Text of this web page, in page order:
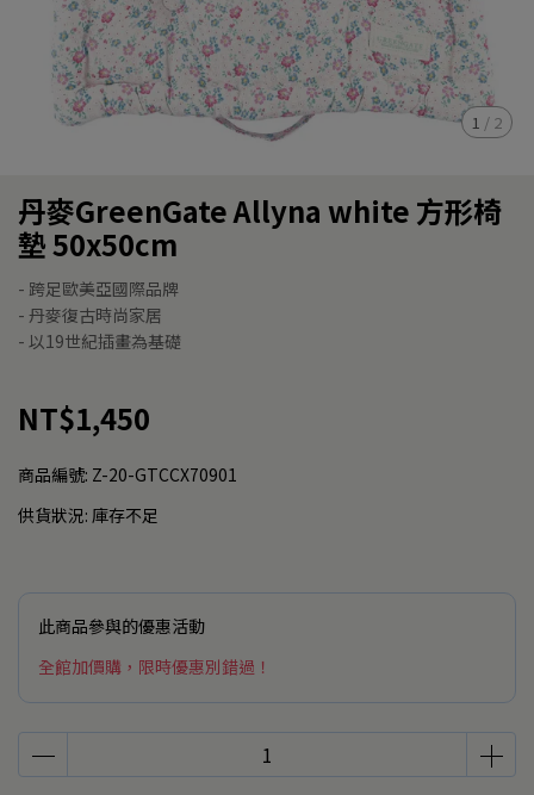
1 / 2
丹麥GreenGate Allyna white 方形椅
墊 50x50cm
- 跨足歐美亞國際品牌
- 丹麥復古時尚家居
- 以19世紀插畫為基礎
NT$1,450
商品編號: Z-20-GTCCX70901
供貨狀況: 庫存不足
此商品參與的優惠活動
全館加價購，限時優惠別錯過！